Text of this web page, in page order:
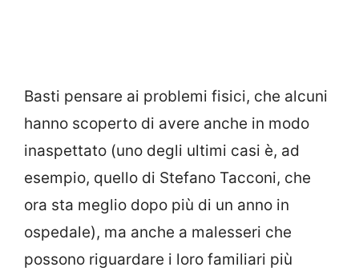
Basti pensare ai problemi fisici, che alcuni
hanno scoperto di avere anche in modo
inaspettato (uno degli ultimi casi è, ad
esempio, quello di Stefano Tacconi, che
ora sta meglio dopo più di un anno in
ospedale), ma anche a malesseri che
possono riguardare i loro familiari più